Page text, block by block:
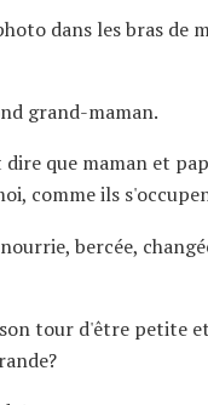
dans les bras de
grand-maman.
que maman et
comme ils
bercée,
tour d'être petite